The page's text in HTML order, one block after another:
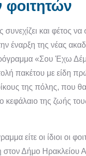
και φέτος να
έναρξη της νέας
«Σου Έχω
πακέτου με είδη
της πόλης, που
της ζωής
είτε οι ίδιοι οι
στον Δήμο Ηρακλείου